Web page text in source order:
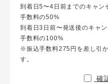
到着日5〜4日前までのキャン
手数料の50%
到着日3日前〜発送後のキャ
手数料の100%
※振込手数料275円を差し引
す。
確